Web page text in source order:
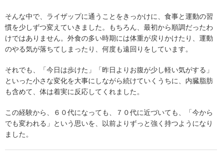
そんな中で、ライザップに通うことをきっかけに、食事と運動の習
慣を少しずつ変えていきました。もちろん、最初から順調だったわ
けではありません。外食の多い時期には体重が戻りかけたり、運動
のやる気が落ちてしまったり、何度も遠回りをしています。
それでも、「今日は歩けた」「昨日よりお腹が少し軽い気がする」
といった小さな変化を大事にしながら続けていくうちに、内臓脂肪
も含めて、体は着実に反応してくれました。
この経験から、６０代になっても、７０代に近づいても、「今から
でも変われる」という思いを、以前よりずっと強く持つようになり
ました。